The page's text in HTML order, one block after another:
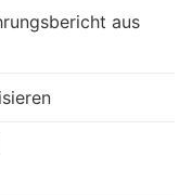
aus